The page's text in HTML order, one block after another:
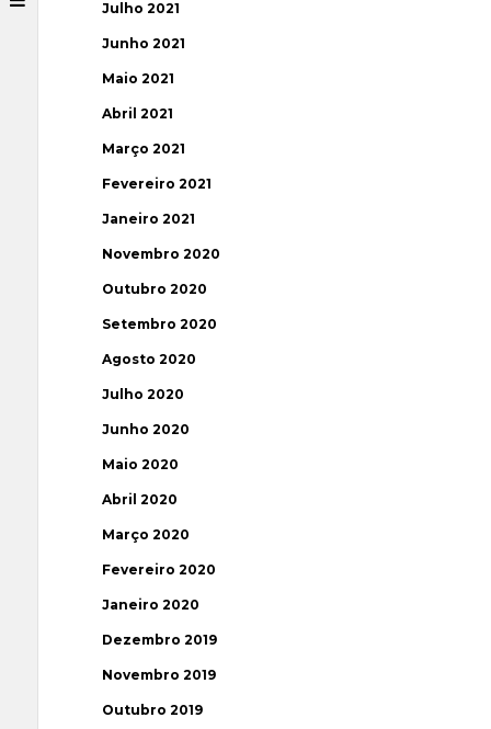
Julho 2021
Junho 2021
Maio 2021
Abril 2021
Março 2021
Fevereiro 2021
Janeiro 2021
Novembro 2020
Outubro 2020
Setembro 2020
Agosto 2020
Julho 2020
Junho 2020
Maio 2020
Abril 2020
Março 2020
Fevereiro 2020
Janeiro 2020
Dezembro 2019
Novembro 2019
Outubro 2019